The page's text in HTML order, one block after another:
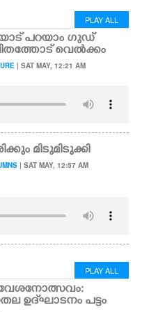
PLAY ALL
പറയാം ഗുഡ്
വെൽക്കം
| SAT MAY, 12:21 AM
മിടുമിടുക്കി
| SAT MAY, 12:57 AM
PLAY ALL
ഉദ്‌ഘാടനം പട്ടം